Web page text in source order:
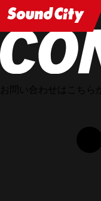
STAFF